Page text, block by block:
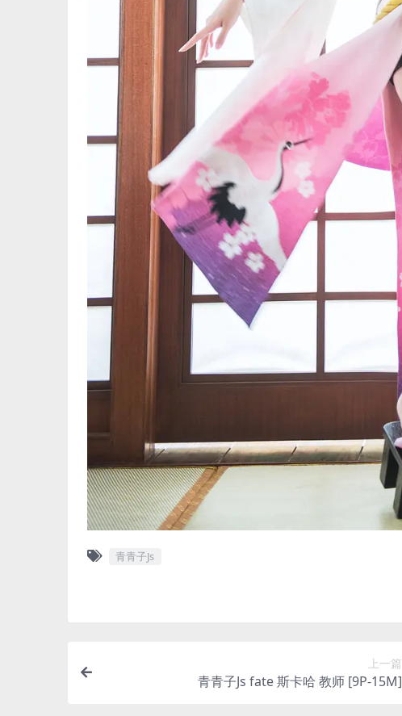
青青子Js
上一篇
青青子Js fate 斯卡哈 教师 [9P-15M]